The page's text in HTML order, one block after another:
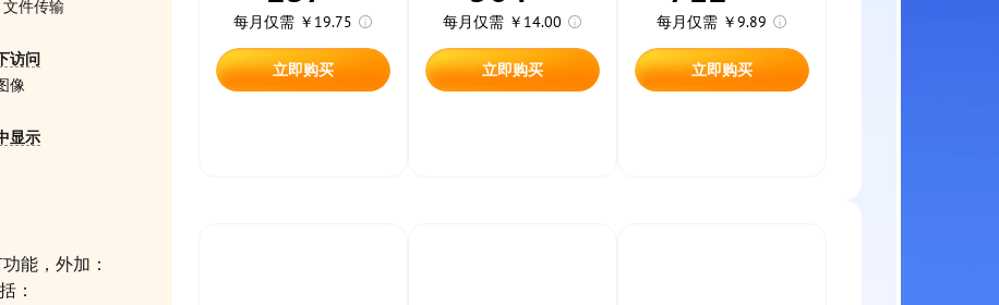
文件传输
访问
像
显示
每月仅需 ￥19.75
立即购买
每月仅需 ￥14.00
立即购买
每月仅需 ￥9.89
立即购买
能，外加：
：